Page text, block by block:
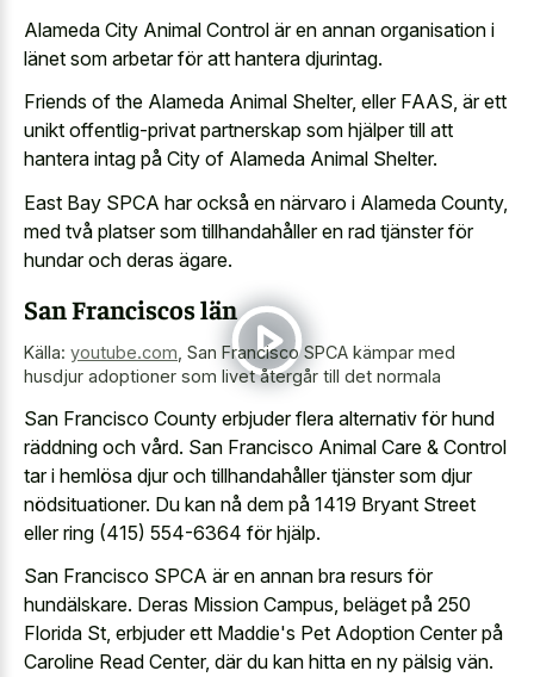
Alameda City Animal Control är en annan organisation i
länet som arbetar för att hantera djurintag.
Friends of the Alameda Animal Shelter, eller FAAS, är ett
unikt offentlig-privat partnerskap som hjälper till att
hantera intag på City of Alameda Animal Shelter.
East Bay SPCA har också en närvaro i Alameda County,
med två platser som tillhandahåller en rad tjänster för
hundar och deras ägare.
San Franciscos län
Källa: youtube.com San Francisco SPCA kämpar med
husdjur adoptioner som livet återgår till det normala
San Francisco County erbjuder flera alternativ för hund
räddning och vård. San Francisco Animal Care & Control
tar i hemlösa djur och tillhandahåller tjänster som djur
nödsituationer. Du kan nå dem på 1419 Bryant Street
eller ring (415) 554-6364 för hjälp.
San Francisco SPCA är en annan bra resurs för
hundälskare. Deras Mission Campus, beläget på 250
Florida St, erbjuder ett Maddie's Pet Adoption Center på
Caroline Read Center, där du kan hitta en ny pälsig vän.